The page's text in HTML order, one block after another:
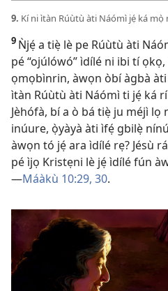
9. Kí ni ìtàn Rúùtù àti Náómì jẹ́ ká mọ̀
9 Ǹjẹ́ a tiẹ̀ lè pe Rúùtù àti
pé “ojúlówó” ìdílé ni ibi tí
ọmọbìnrin, àwọn òbí àgbà
ìtàn Rúùtù àti Náómì ti jẹ́ ká
Jèhófà, bí a ò bá tiẹ̀ ju méjì
inúure, ọ̀yàyà àti ìfẹ́ gbilẹ̀
àwọn tó jẹ́ ara ìdílé rẹ? Jésù
pé ìjọ Kristẹni lè jẹ́ ìdílé fún
—Máàkù 10:29, 30.